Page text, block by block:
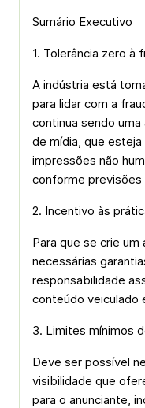
Sumário Executivo
1. Tolerância zero à
A indústria está
para lidar com a
continua sendo
de mídia, que
impressões não
conforme
2. Incentivo às
Para que se crie
necessárias
responsabilidade
conteúdo veiculado
3. Limites mínimos
Deve ser possível
visibilidade que
para o anunciante,